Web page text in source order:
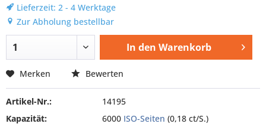
Lieferzeit: 2 - 4 Werktage
Zur Abholung bestellbar
In den Warenkorb
Merken Bewerten
Artikel-Nr.:
14195
Kapazität:
6000 ISO-Seiten (0,18 ct/S.)